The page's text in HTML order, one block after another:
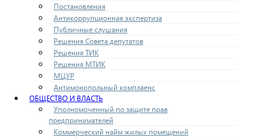
Постановления
Антикоррупционная экспертиза
Публичные слушания
Решения Совета депутатов
Решения ТИК
Решения МТИК
МЦУР
Антимонопольный комплаенс
ОБЩЕСТВО И ВЛАСТЬ
Уполномоченный по защите прав
предпринимателей
Коммерческий найм жилых помещений